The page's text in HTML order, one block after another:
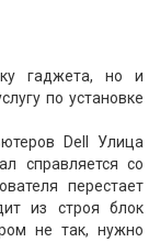
гаджета, но и
по установке
Dell Улица
справляется со
перестает
из строя блок
не так, нужно